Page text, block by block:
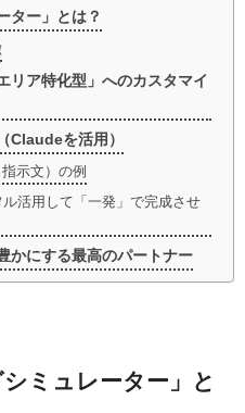
ター」とは？
リア特化型」へのカスタマイ
Claudeを活用）
示文）の例
ル活用して「一発」で完成させ
かにする最高のパートナー
ミュレーター」と